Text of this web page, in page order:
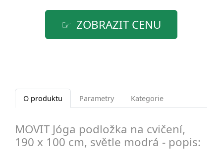
ZOBRAZIT CENU
O produktu Parametry Kategorie
MOVIT Jóga podložka na cvičení,
190 x 100 cm, světle modrá - popis: